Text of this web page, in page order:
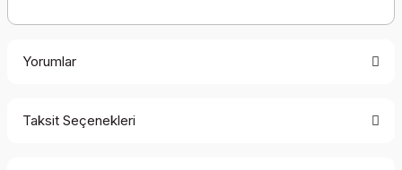
Yorumlar
Taksit Seçenekleri